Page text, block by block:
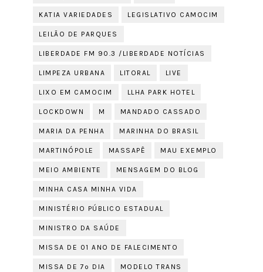
KATIA VARIEDADES LEGISLATIVO CAMOCIM
LEILÃO DE PARQUES
LIBERDADE FM 90.3 /LIBERDADE NOTÍCIAS
LIMPEZA URBANA LITORAL LIVE
LIXO EM CAMOCIM LLHA PARK HOTEL
LOCKDOWN M MANDADO CASSADO
MARIA DA PENHA MARINHA DO BRASIL
MARTINÓPOLE MASSAPÊ MAU EXEMPLO
MEIO AMBIENTE MENSAGEM DO BLOG
MINHA CASA MINHA VIDA
MINISTÉRIO PÚBLICO ESTADUAL
MINISTRO DA SAÚDE
MISSA DE 01 ANO DE FALECIMENTO
MISSA DE 7º DIA MODELO TRANS